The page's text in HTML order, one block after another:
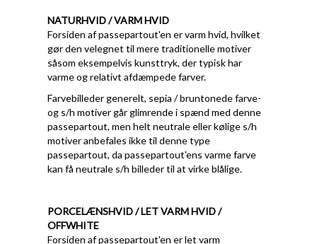
NATURHVID / VARM HVID
Forsiden af passepartout'en er varm hvid, hvilket
gør den velegnet til mere traditionelle motiver
såsom eksempelvis kunsttryk, der typisk har
varme og relativt afdæmpede farver.
Farvebilleder generelt, sepia / bruntonede farve-
og s/h motiver går glimrende i spænd med denne
passepartout, men helt neutrale eller kølige s/h
motiver anbefales ikke til denne type
passepartout, da passepartout'ens varme farve
kan få neutrale s/h billeder til at virke blålige.
PORCELÆNSHVID / LET VARM HVID /
OFFWHITE
Forsiden af passepartout'en er let varm